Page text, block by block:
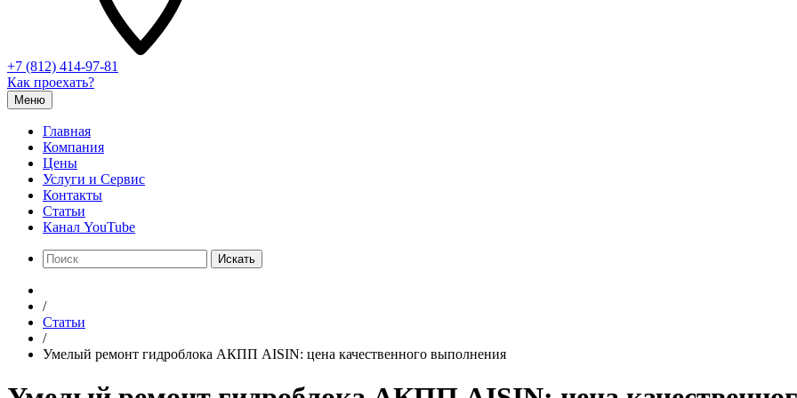
+7 (812) 414-97-81
Как проехать?
Меню
Главная
Компания
Цены
Услуги и Сервис
Контакты
Статьи
Канал YouTube
Искать
/
Статьи
/
Умелый ремонт гидроблока АКПП AISIN: цена качественного выполнения